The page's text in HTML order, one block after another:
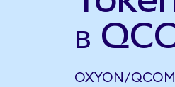
в
OXYON/